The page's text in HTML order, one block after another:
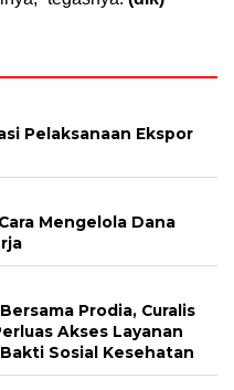
Pelaksanaan Ekspor
Mengelola Dana
Prodia, Curalis
Akses Layanan
Sosial Kesehatan